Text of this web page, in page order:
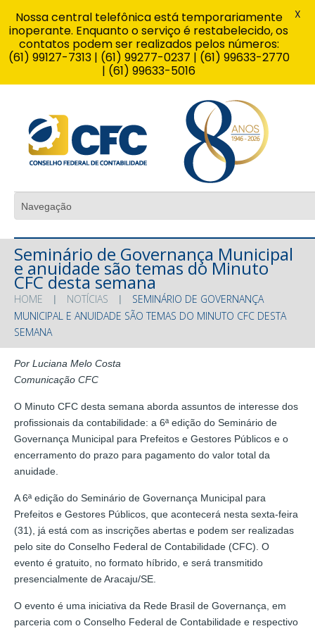
Seminário de Governança Municipal
e anuidade são temas do Minuto
CFC desta semana
HOME NOTÍCIAS
SEMINÁRIO DE GOVERNANÇA
MUNICIPAL E ANUIDADE SÃO TEMAS DO MINUTO CFC DESTA
SEMANA
Por Luciana Melo Costa
Comunicação CFC
O Minuto CFC desta semana aborda assuntos de interesse dos
profissionais da contabilidade: a 6ª edição do Seminário de
Governança Municipal para Prefeitos e Gestores Públicos e o
encerramento do prazo para pagamento do valor total da
anuidade.
A 6ª edição do Seminário de Governança Municipal para
Prefeitos e Gestores Públicos, que acontecerá nesta sexta-feira
(31), já está com as inscrições abertas e podem ser realizadas
pelo site do Conselho Federal de Contabilidade (CFC). O
evento é gratuito, no formato híbrido, e será transmitido
presencialmente de Aracaju/SE.
O evento é uma iniciativa da Rede Brasil de Governança, em
parceria com o Conselho Federal de Contabilidade e respectivo
Nossa central telefônica está temporariamente
inoperante. Enquanto o serviço é restabelecido, os
contatos podem ser realizados pelos números:
(61) 99127-7313 | (61) 99277-0237 | (61) 99633-2770
| (61) 99633-5016
X